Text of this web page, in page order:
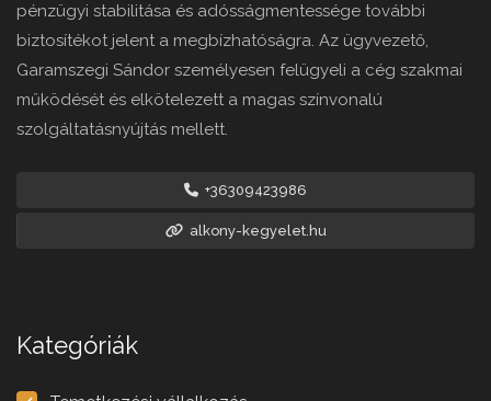
pénzügyi stabilitása és adósságmentessége további
biztosítékot jelent a megbízhatóságra. Az ügyvezető,
Garamszegi Sándor személyesen felügyeli a cég szakmai
működését és elkötelezett a magas színvonalú
szolgáltatásnyújtás mellett.
+36309423986
alkony-kegyelet.hu
Kategóriák